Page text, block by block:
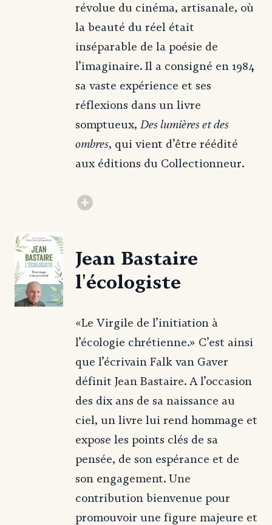
révolue du cinéma, artisanale, où
la beauté du réel était
inséparable de la poésie de
l’imaginaire. Il a consigné en 1984
sa vaste expérience et ses
réflexions dans un livre
somptueux, Des lumières et des
ombres, qui vient d’être réédité
aux éditions du Collectionneur.
Jean Bastaire
l'écologiste
«Le Virgile de l’initiation à
l’écologie chrétienne.» C’est ainsi
que l’écrivain Falk van Gaver
définit Jean Bastaire. A l’occasion
des dix ans de sa naissance au
ciel, un livre lui rend hommage et
expose les points clés de sa
pensée, de son espérance et de
son engagement. Une
contribution bienvenue pour
promouvoir une figure majeure et